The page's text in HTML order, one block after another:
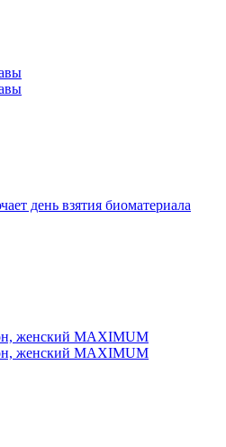
день взятия биоматериала
женский MAXIMUM
женский MAXIMUM